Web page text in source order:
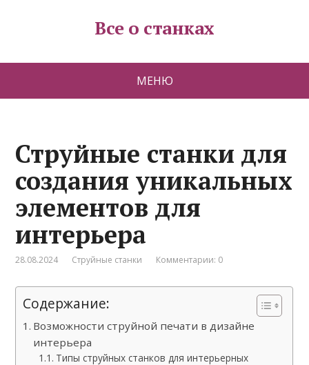
Все о станках
МЕНЮ
Струйные станки для
создания уникальных
элементов для
интерьера
28.08.2024 Струйные станки Комментарии: 0
Содержание:
Возможности струйной печати в дизайне
интерьера
Типы струйных станков для интерьерных